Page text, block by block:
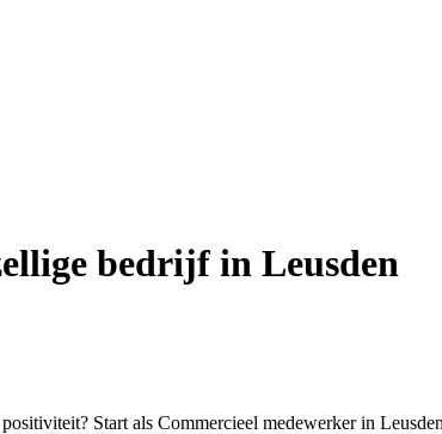
bedrijf in Leusden
Start als Commercieel medewerker in